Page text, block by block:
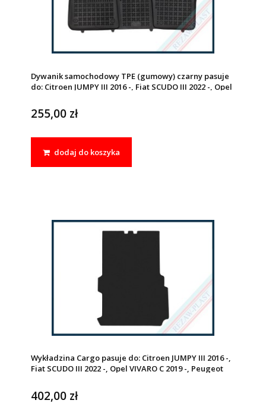
Dywanik samochodowy TPE (gumowy) czarny pasuje
do: Citroen JUMPY III 2016 -, Fiat SCUDO III 2022 -, Opel
2020 -, Toyota PROACE II 2016 - 2024
255,00 zł
dodaj do koszyka
Wykładzina Cargo pasuje do: Citroen JUMPY III 2016 -,
Fiat SCUDO III 2022 -, Opel VIVARO C 2019 -, Peugeot
2016 - 2024
402,00 zł